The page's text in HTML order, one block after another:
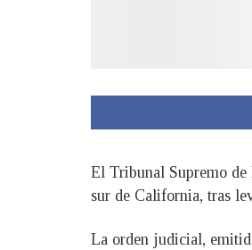
El Tribunal Supremo de
sur de California, tras
La orden judicial,